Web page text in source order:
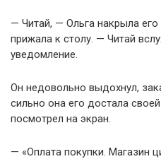
— Читай, — Ольга накрыла
прижала к столу. — Читай
уведомление.
Он недовольно выдохнул,
сильно она его достала
посмотрел на экран.
— «Оплата покупки. Магазин